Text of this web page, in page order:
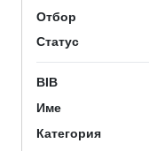
Отбор
Статус
BIB
Име
Категория